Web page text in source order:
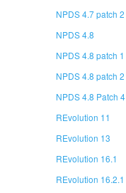
NPDS 4.7 patch 2
NPDS 4.8
NPDS 4.8 patch 1
NPDS 4.8 patch 2
NPDS 4.8 Patch 4
REvolution 11
REvolution 13
REvolution 16.1
REvolution 16.2.1